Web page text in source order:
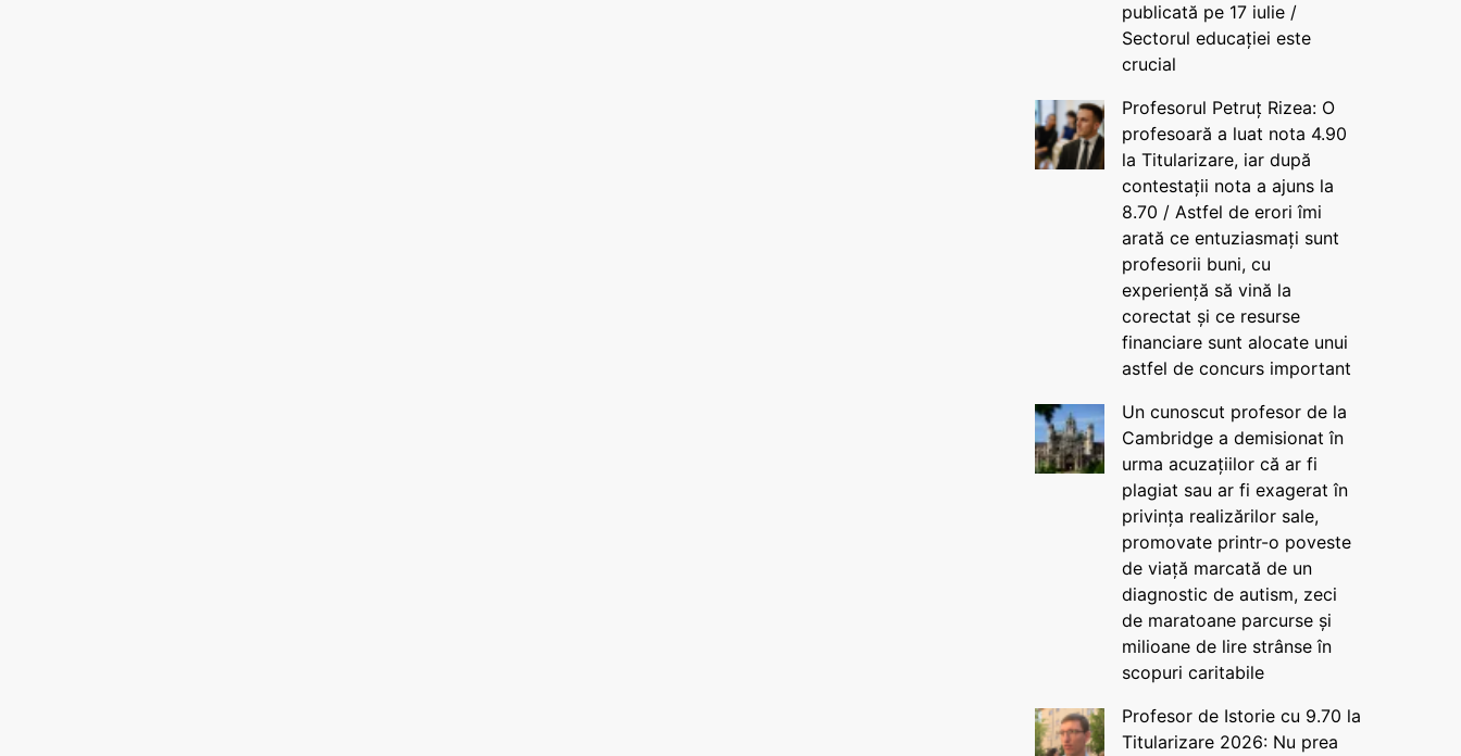
publicată pe 17 iulie /
Sectorul educației este
crucial
Profesorul Petruț Rizea: O
profesoară a luat nota 4.90
la Titularizare, iar după
contestații nota a ajuns la
8.70 / Astfel de erori îmi
arată ce entuziasmați sunt
profesorii buni, cu
experiență să vină la
corectat și ce resurse
financiare sunt alocate unui
astfel de concurs important
Un cunoscut profesor de la
Cambridge a demisionat în
urma acuzațiilor că ar fi
plagiat sau ar fi exagerat în
privința realizărilor sale,
promovate printr-o poveste
de viață marcată de un
diagnostic de autism, zeci
de maratoane parcurse și
milioane de lire strânse în
scopuri caritabile
Profesor de Istorie cu 9.70 la
Titularizare 2026: Nu prea